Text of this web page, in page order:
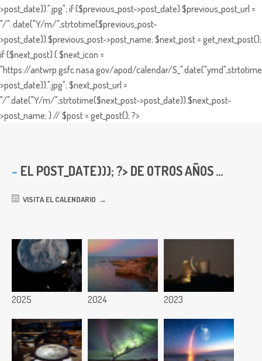
>post_date)).".jpg"; if ($previous_post->post_date) $previous_post_url =
"/". date("Y/m/",strtotime($previous_post-
>post_date)).$previous_post->post_name; $next_post = get_next_post();
if ($next_post) { $next_icon =
"https://antwrp.gsfc.nasa.gov/apod/calendar/
>post_date)).".jpg"; $next_post_url =
"/".date("Y/m/",strtotime($next_post->post_date)).$next_post-
>post_name; } // $post = get_post(); ?>
EL POST_DATE))); ?> DE OTROS AÑOS ...
VISITA EL CALENDARIO
2025 2024 2023